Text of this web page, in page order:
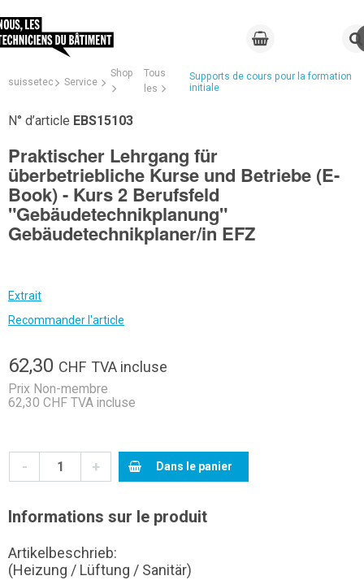
suissetec Service
Shop
Tous
les
Supports de cours pour la formation
initiale
N° d’article EBS15103
Praktischer Lehrgang für
überbetriebliche Kurse und Betriebe (E-
Book) - Kurs 2 Berufsfeld
"Gebäudetechnikplanung"
Gebäudetechnikplaner/in EFZ
Extrait
Recommander l'article
62,30 CHF TVA incluse
Prix Non-membre
62,30 CHF TVA incluse
- + Dans le panier
Informations sur le produit
Artikelbeschrieb:
(Heizung / Lüftung / Sanitär)